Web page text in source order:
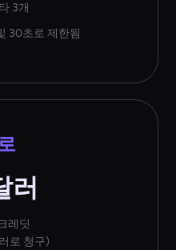
3개
30초로 제한됨
러
레딧
로 청구)